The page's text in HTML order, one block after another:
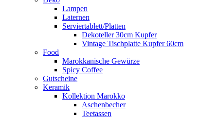
Lampen
Laternen
Serviertablett/Platten
Dekoteller 30cm Kupfer
Vintage Tischplatte Kupfer 60cm
Food
Marokkanische Gewürze
Spicy Coffee
Gutscheine
Keramik
Kollektion Marokko
Aschenbecher
Teetassen